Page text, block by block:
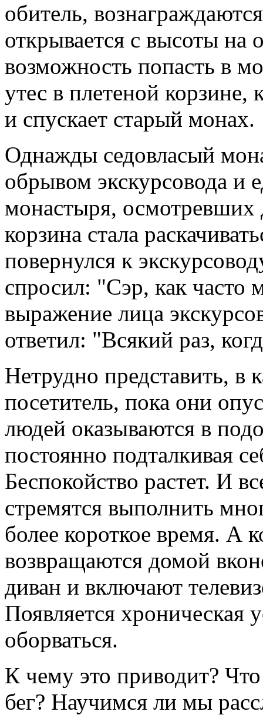
обитель,
открывается с высоты на
возможность попасть в
утес в плетеной корзине,
и спускает старый монах.
Однажды седовласый
обрывом экскурсовода и
монастыря,
корзина стала
повернулся к
спросил: "Сэр, как часто
выражение лица
ответил: "Всякий раз,
Нетрудно представить, в
посетитель, пока они
людей оказываются в
постоянно подталкивая
Беспокойство растет. И
стремятся выполнить
более короткое время. А
возвращаются домой
диван и включают
Появляется хроническая
оборваться.
К чему это приводит?
бег? Научимся ли мы